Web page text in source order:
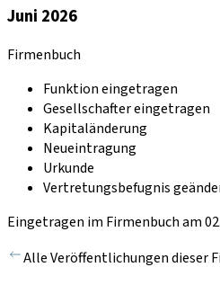
Juni 2026
Firmenbuch
Funktion eingetragen
Gesellschafter eingetragen
Kapitaländerung
Neueintragung
Urkunde
Vertretungsbefugnis
Eingetragen im Firmenbuch am
Alle Veröffentlichungen dieser